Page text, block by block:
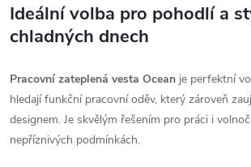
Ideální volba pro pohodlí a
chladných dnech
Pracovní zateplená vesta Ocean je perfektní
hledají funkční pracovní oděv, který zároveň
designem. Je skvělým řešením pro práci i
nepříznivých podmínkách.